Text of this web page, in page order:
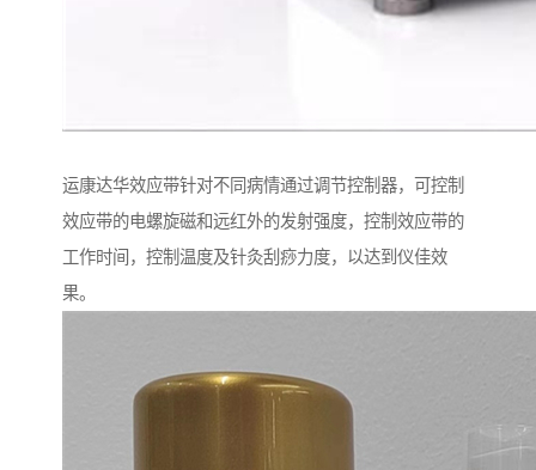
运康达华效应带针对不同病情通过调节控制器，可控制
效应带的电螺旋磁和远红外的发射强度，控制效应带的
工作时间，控制温度及针灸刮痧力度，以达到仪佳效
果。